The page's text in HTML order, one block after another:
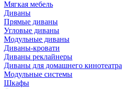
Мягкая мебель
Диваны
Прямые диваны
Угловые диваны
Модульные диваны
Диваны-кровати
Диваны реклайнеры
Диваны для домашнего кинотеатра
Модульные системы
Шкафы